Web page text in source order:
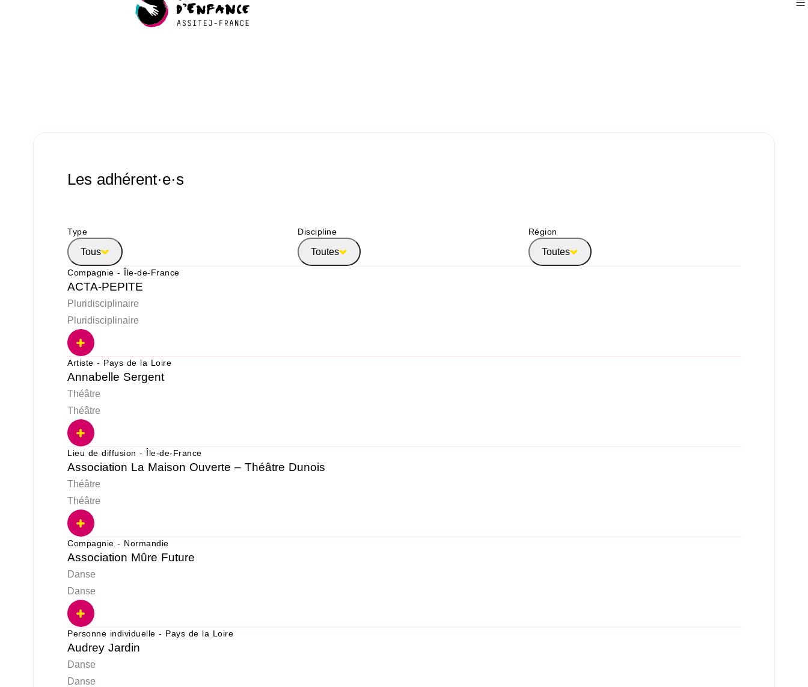
Les adhérent·e·s
Type
Tous
Discipline
Toutes
Région
Toutes
Compagnie - Île-de-France
ACTA-PEPITE
Pluridisciplinaire
Pluridisciplinaire
Artiste - Pays de la Loire
Annabelle Sergent
Théâtre
Théâtre
Lieu de diffusion - Île-de-France
Association La Maison Ouverte – Théâtre Dunois
Théâtre
Théâtre
Compagnie - Normandie
Association Mûre Future
Danse
Danse
Personne individuelle - Pays de la Loire
Audrey Jardin
Danse
Danse